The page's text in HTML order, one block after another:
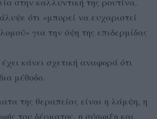
ότι «μπορεί να ευχαριστεί
για την όψη της επιδερμίδας
κάνει σχετική αναφορά ότι
μέθοδο.
της θεραπείας είναι η λάμψη, η
του δέρματος, η σύσφιξη και